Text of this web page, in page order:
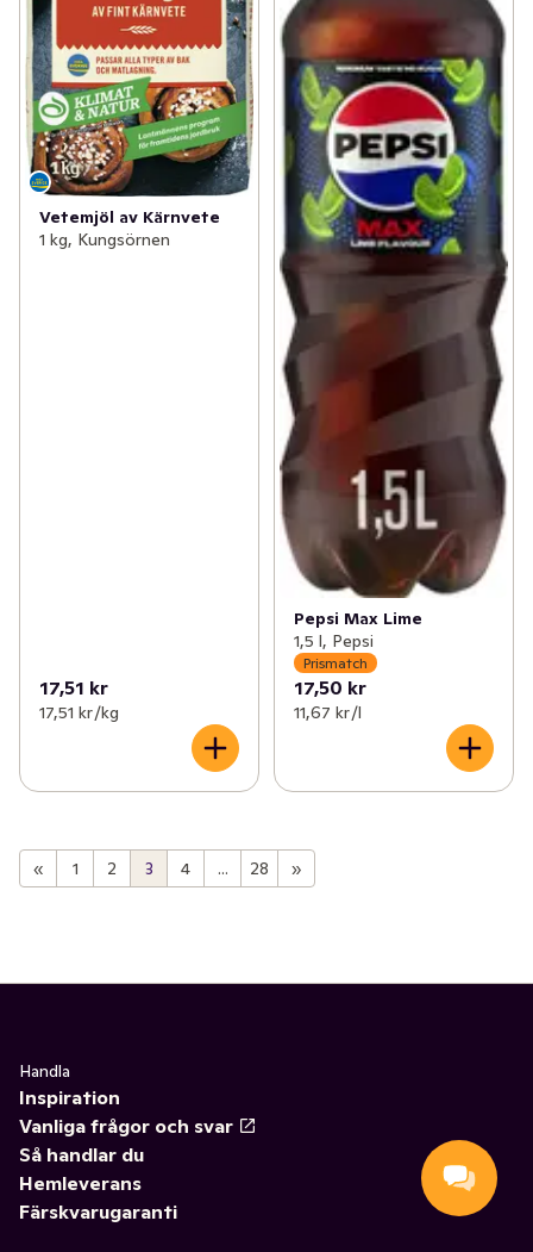
Vetemjöl av Kärnvete
1 kg, Kungsörnen
17,51 kr
17,51 kr /kg
Pepsi Max Lime
1,5 l, Pepsi
Prismatch
17,50 kr
11,67 kr /l
« 1 2 3 4 ... 28 »
Handla
Inspiration
Vanliga frågor och svar
Så handlar du
Hemleverans
Färskvarugaranti